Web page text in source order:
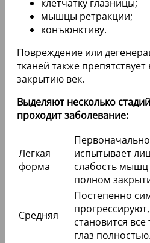
клетчатку глазницы;
мышцы ретракции;
конъюнктиву.
Повреждение или
тканей также
закрытию век.
Выделяют несколько
проходит заболевание:
Легкая
форма
испытывает
слабость мышц
полном
Средняя
Постепенно
становится
глаз полностью.